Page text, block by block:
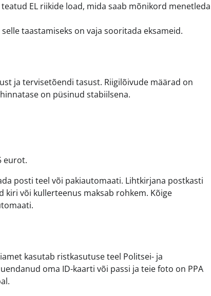
EL riikide load, mida saab mõnikord menetleda
taastamiseks on vaja sooritada eksameid.
ja tervisetõendi tasust. Riigilõivude määrad on
on püsinud stabiilsena.
eurot.
posti teel või pakiautomaati. Lihtkirjana postkasti
või kullerteenus maksab rohkem. Kõige
kasutab ristkasutuse teel Politsei- ja
oma ID-kaarti või passi ja teie foto on PPA